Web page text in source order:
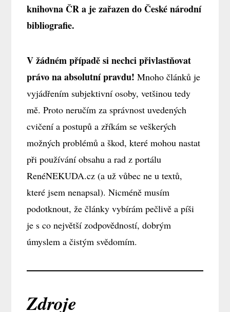
knihovna ČR a je zařazen do České národní
bibliografie.
V žádném případě si nechci přivlastňovat
právo na absolutní pravdu! Mnoho článků je
vyjádřením subjektivní osoby, vetšinou tedy
mě. Proto neručím za správnost uvedených
cvičení a postupů a zříkám se veškerých
možných problémů a škod, které mohou nastat
při používání obsahu a rad z portálu
RenéNEKUDA.cz (a už vůbec ne u textů,
které jsem nenapsal). Nicméně musím
podotknout, že články vybírám pečlivě a píši
je s co největší zodpovědností, dobrým
úmyslem a čistým svědomím.
Zdroje